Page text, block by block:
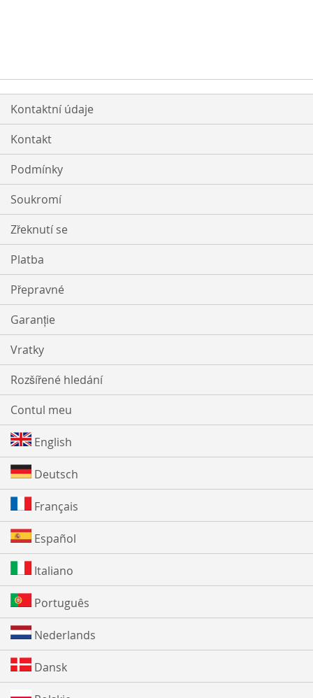
Kontaktní údaje
Kontakt
Podmínky
Soukromí
Zřeknutí se
Platba
Přepravné
Garanție
Vratky
Rozšířené hledání
Contul meu
English
Deutsch
Français
Español
Italiano
Português
Nederlands
Dansk